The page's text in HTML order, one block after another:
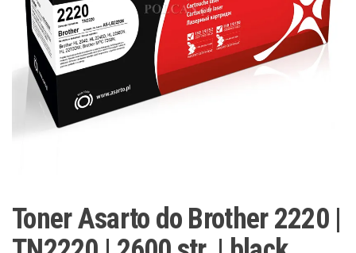
Toner Asarto do Brother 2220 |